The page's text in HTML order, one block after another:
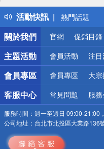
活動快訊
得獎公告
熱門話題
銀行優惠
偏遠地區配送
詐騙網頁！
關於我們
官網 促銷目錄
主題活動 會員活動 注
會員專區 會員專區 大
客服中心 常見問題 服
服務時間： 週一至週日 09:00-21:00
公司地址： 台北市北投區大業路136